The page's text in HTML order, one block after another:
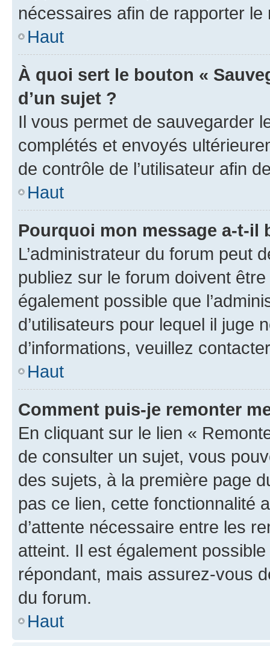
nécessaires afin de rapporter le
Haut
À quoi sert le bouton «
d’un sujet ?
Il vous permet de sauvegarder
complétés et envoyés
de contrôle de l’utilisateur afin
Haut
Pourquoi mon message a-t-il
L’administrateur du forum peut
publiez sur le forum doivent
également possible que
d’utilisateurs pour lequel il juge
d’informations, veuillez
Haut
Comment puis-je remonter
En cliquant sur le lien «
de consulter un sujet, vous
des sujets, à la première page
pas ce lien, cette fonctionnalité
d’attente nécessaire entre les
atteint. Il est également
répondant, mais assurez-vous
du forum.
Haut